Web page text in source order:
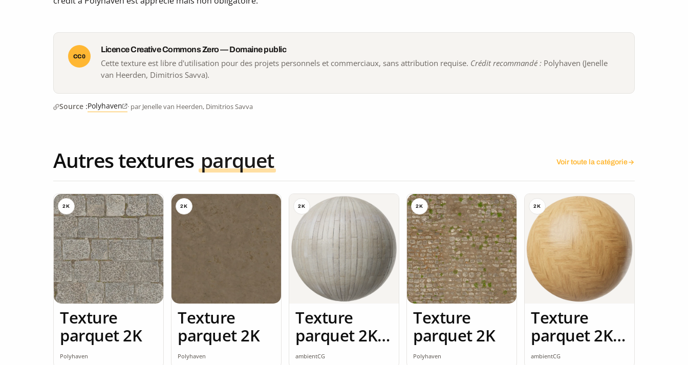
CC0
Licence Creative Commons Zero — Domaine public
Cette texture est libre d'utilisation pour des projets personnels et commerciaux, sans attribution requise. Crédit recommandé : Polyhaven (Jenelle
van Heerden, Dimitrios Savva).
Source :Polyhaven · par Jenelle van Heerden, Dimitrios Savva
Autres textures parquet Voir toute la catégorie
2K
Texture
parquet 2K
Polyhaven
2K
Texture
parquet 2K
Polyhaven
2K
Texture
parquet 2K
seamless
ambientCG
2K
Texture
parquet 2K
Polyhaven
2K
Texture
parquet 2K
seamless
ambientCG